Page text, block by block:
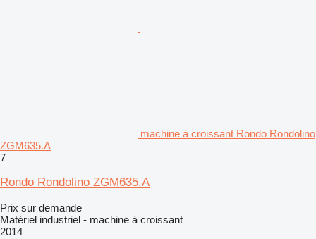
machine à croissant Rondo Rondolino
ZGM635.A
7
Rondo Rondolino ZGM635.A
Prix sur demande
Matériel industriel - machine à croissant
2014